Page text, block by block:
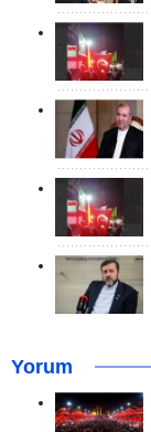
Yorum